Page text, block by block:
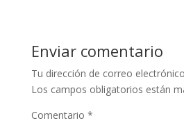
Enviar comentario
Tu dirección de correo
Los campos obligatorios están
Comentario *